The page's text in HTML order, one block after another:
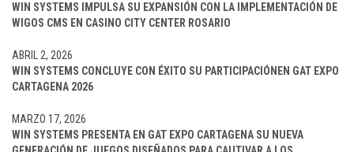
WIN SYSTEMS IMPULSA SU EXPANSIÓN CON LA IMPLEMENTACIÓN DE
WIGOS CMS EN CASINO CITY CENTER ROSARIO
WIN SYSTEMS CONCLUYE CON ÉXITO SU PARTICIPACIÓNEN GAT EXPO
CARTAGENA 2026
ABRIL 2, 2026
WIN SYSTEMS PRESENTA EN GAT EXPO CARTAGENA SU NUEVA
MARZO 17, 2026